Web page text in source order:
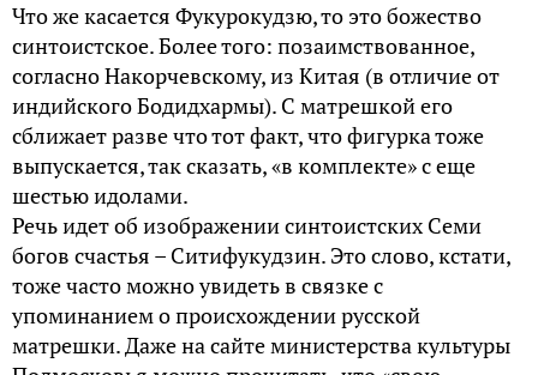
Что же касается Фукурокудзю, то это божество
синтоистское. Более того: позаимствованное,
согласно Накорчевскому, из Китая (в отличие от
индийского Бодидхармы). С матрешкой его
сближает разве что тот факт, что фигурка тоже
выпускается, так сказать, «в комплекте» с еще
шестью идолами.
Речь идет об изображении синтоистских Семи
богов счастья – Ситифукудзин. Это слово, кстати,
тоже часто можно увидеть в связке с
упоминанием о происхождении русской
матрешки. Даже на сайте министерства культуры